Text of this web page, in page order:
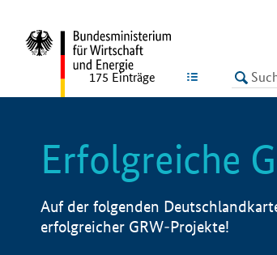
LISTE
175 Einträge
Erfolgreiche
Auf der folgenden
erfolgreicher GRW-Projekte!